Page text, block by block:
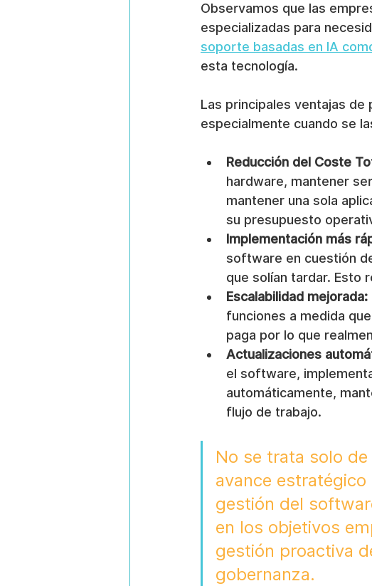
Observamos que las
especializadas para
soporte basadas en IA
esta tecnología.
Las principales ventajas de
especialmente cuando se
Reducción del Coste
hardware, mantener
mantener una sola
su presupuesto
Implementación más
software en cuestión
que solían tardar. Esto
Escalabilidad mejorada:
funciones a medida
paga por lo que
Actualizaciones
el software,
automáticamente,
flujo de trabajo.
No se trata solo
avance estratégico
gestión del
en los objetivos
gestión proactiva
gobernanza.